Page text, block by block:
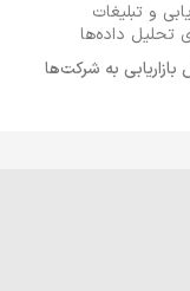
و تبلیغات
تحلیل داده‌ها
به شرکت‌ها